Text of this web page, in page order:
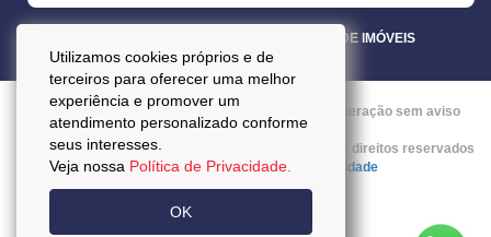
Utilizamos cookies próprios e de
terceiros para oferecer uma melhor
experiência e promover um
atendimento personalizado conforme
seus interesses.
Veja nossa Política de Privacidade.
OK
VENDA - LOCAÇÃO - ADMINISTRAÇÃO DE IMÓVEIS
Preços mencionados neste site estão sujeitos a alteração sem aviso
prévio.
Copyright © 2026 - Kasa Prestige Imoveis :: Todos os direitos reservados
:: CRECI: J27037 ::Política da Privacidade